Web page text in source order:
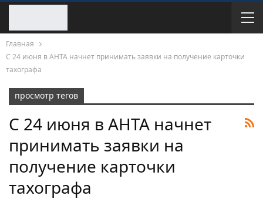
Главная
С 24 июня в АНТА начнет принимать заявки на получение карточки
тахографа
просмотр тегов
С 24 июня в АНТА начнет
принимать заявки на
получение карточки
тахографа